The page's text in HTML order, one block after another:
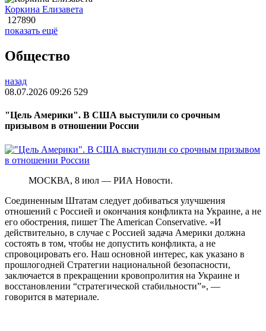
Коркина Елизавета
127890
показать ещё
Общество
назад
08.07.2026 09:26 529
"Цель Америки". В США выступили со срочным
призывом в отношении России
МОСКВА, 8 июл — РИА Новости.
Соединенным Штатам следует добиваться улучшения
отношений с Россией и окончания конфликта на Украине, а не
его обострения, пишет The American Conservative. «И
действительно, в случае с Россией задача Америки должна
состоять в том, чтобы не допустить конфликта, а не
спровоцировать его. Наш основной интерес, как указано в
прошлогодней Стратегии национальной безопасности,
заключается в прекращении кровопролития на Украине и
восстановлении “стратегической стабильности”», —
говорится в материале.